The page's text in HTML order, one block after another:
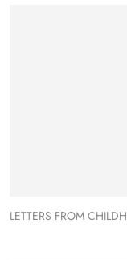
LETTERS FROM